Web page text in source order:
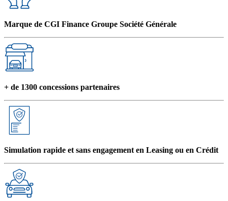
Marque de CGI Finance Groupe Société Générale
+ de 1300 concessions partenaires
Simulation rapide et sans engagement en Leasing ou en Crédit